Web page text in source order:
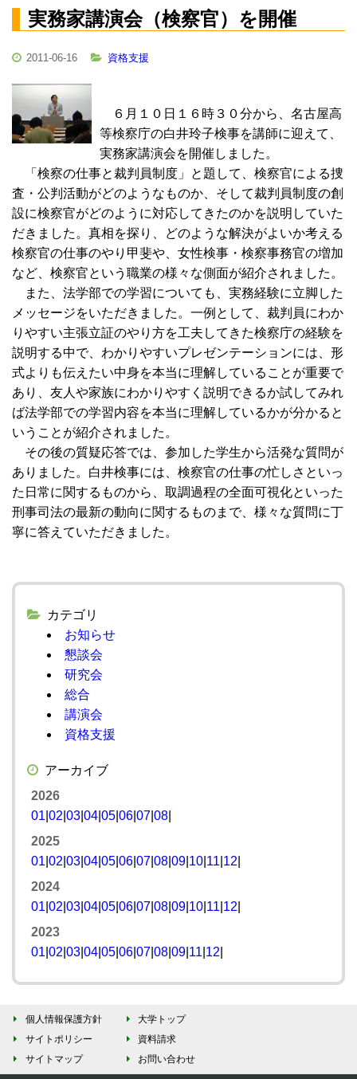
実務家講演会（検察官）を開催
2011-06-16 資格支援
６月１０日１６時３０分から、名古屋高
等検察庁の白井玲子検事を講師に迎えて、
実務家講演会を開催しました。
「検察の仕事と裁判員制度」と題して、検察官による捜
査・公判活動がどのようなものか、そして裁判員制度の創
設に検察官がどのように対応してきたのかを説明していた
だきました。真相を探り、どのような解決がよいか考える
検察官の仕事のやり甲斐や、女性検事・検察事務官の増加
など、検察官という職業の様々な側面が紹介されました。
また、法学部での学習についても、実務経験に立脚した
メッセージをいただきました。一例として、裁判員にわか
りやすい主張立証のやり方を工夫してきた検察庁の経験を
説明する中で、わかりやすいプレゼンテーションには、形
式よりも伝えたい中身を本当に理解していることが重要で
あり、友人や家族にわかりやすく説明できるか試してみれ
ば法学部での学習内容を本当に理解しているかが分かると
いうことが紹介されました。
その後の質疑応答では、参加した学生から活発な質問が
ありました。白井検事には、検察官の仕事の忙しさといっ
た日常に関するものから、取調過程の全面可視化といった
刑事司法の最新の動向に関するものまで、様々な質問に丁
寧に答えていただきました。
カテゴリ
お知らせ
懇談会
研究会
総合
講演会
資格支援
アーカイブ
2026
01 02 03 04 05 06 07 08
2025
01 02 03 04 05 06 07 08 09 10 11 12
2024
01 02 03 04 05 06 07 08 09 10 11 12
2023
01 02 03 04 05 06 07 08 09 11 12
個人情報保護方針
サイトポリシー
サイトマップ
大学トップ
資料請求
お問い合わせ